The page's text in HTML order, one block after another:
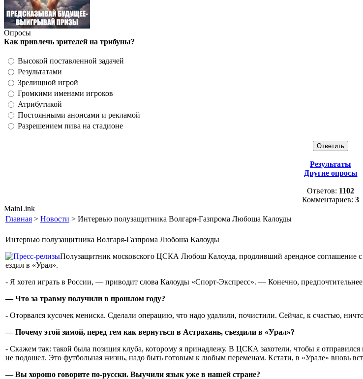
Опросы
Как привлечь зрителей на трибуны?
Высокой поставленной задачей
Результатами
Зрелищной игрой
Громкими именами игроков
Атрибутикой
Постоянными анонсами и рекламой
Разрешением пива на стадионе
Результаты
Другие опросы
Ответов: 1102
Комментариев: 3
MainLink
Главная > Новости > Интервью полузащитника Волгаря-Газпрома Любоша Калоуды
Интервью полузащитника Волгаря-Газпрома Любоша Калоуды
Полузащитник московского ЦСКА Любош Калоуда, продливший арендное соглашение
ездил в «Урал».
- Я хотел играть в России, — приводит слова Калоуды «Спорт-Экспресс». — Конечно,
— Что за травму получили в прошлом году?
- Оторвался кусочек мениска. Сделали операцию, что надо удалили, почистили. Сейчас, к счастью,
— Почему этой зимой, перед тем как вернуться в Астрахань, съездили в «Урал»?
- Скажем так: такой была позиция клуба, которому я принадлежу. В ЦСКА захотели, чтобы я
не подошел. Это футбольная жизнь, надо быть готовым к любым переменам. Кстати, в «Урале» вновь
— Вы хорошо говорите по-русски. Выучили язык уже в нашей стране?